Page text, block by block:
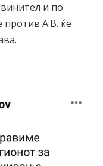
и по
А.В. ќе